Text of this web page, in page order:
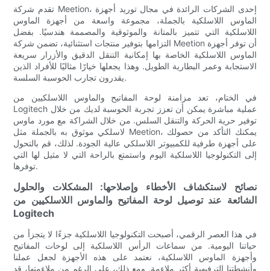
تقدم شركة Meetion، إحدى الشركات الرائدة في مجال توريد أجهزة
الماوس اللاسلكية بالجملة، مجموعة واسعة من أجهزة الماوس
اللاسلكية التي تتميز بالمتانة والموثوقية والمصممة هندسيًا. بفضل
التزامها بتوفير منتجات استثنائية، تضمن شركة Meetion أن توفر أجهزة
الماوس اللاسلكية الخاصة بها إمكانية التنقل الدقيق والأزرار سريعة
الاستجابة وعمر البطارية الطويل. وهذا يجعلها خيارًا مثاليًا للأفراد الذين
يقدرون تجارب الحوسبة السلسة.
في الختام، تعد مزامنة لوحة المفاتيح والماوس اللاسلكيين من
Logitech عملية مباشرة يمكن أن تعزز تجربة الحوسبة لديك من خلال
توفير حرية الحركة والتنقل السلس. من خلال الشراكة مع مورد ماوس
لاسلكي موثوق به بالجملة مثل Meetion، يمكنك التأكد من حصولك
على أجهزة طرفية للكمبيوتر اللاسلكي عالية الجودة. لذلك، قم بالتحول
إلى التكنولوجيا اللاسلكية اليوم واستمتع بالراحة التي لا مثيل لها التي
توفرها.
نصائح لاستكشاف الأخطاء وإصلاحها: المشكلات والحلول
الشائعة عند توصيل لوحة المفاتيح والماوس اللاسلكيين من
Logitech
في هذا العصر الرقمي، أصبحت التكنولوجيا اللاسلكية جزءًا لا يتجزأ من
حياتنا اليومية. من سماعات الرأس اللاسلكية إلى لوحات المفاتيح
وأجهزة الماوس اللاسلكية، نعتمد على هذه الأجهزة لجعل عملنا
وأنشطتنا الترفيهية أكثر ملاءمة. ومع ذلك، على الرغم من ملاءمتها، قد